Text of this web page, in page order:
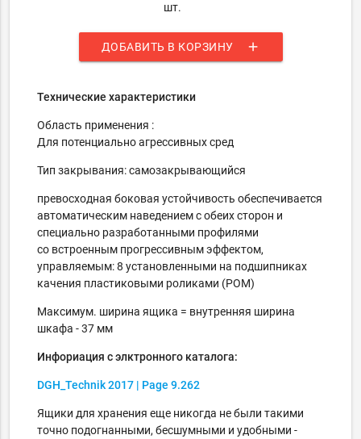
шт.
ДОБАВИТЬ В КОРЗИНУ add
Технические характеристики
Область применения :
Для потенциально агрессивных сред
Тип закрывания: самозакрывающийся
превосходная боковая устойчивость обеспечивается
автоматическим наведением с обеих сторон и
специально разработанными профилями
со встроенным прогрессивным эффектом,
управляемым: 8 установленными на подшипниках
качения пластиковыми роликами (POM)
Максимум. ширина ящика = внутренняя ширина
шкафа - 37 мм
Инфориация с элктронного каталога:
DGH_Technik2017 | Page9.262
Ящики для хранения еще никогда не были такими
точно подогнанными, бесшумными и удобными -